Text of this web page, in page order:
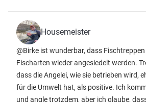
Housemeister
@Birke ist wunderbar, dass
Fischarten wieder angesiedelt werden.
dass die Angelei, wie sie betrieben wird,
für die Umwelt hat, als positive. Ich
und angle trotzdem, aber ich glaube,